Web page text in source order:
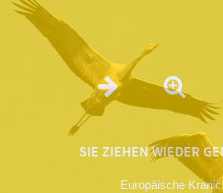
SIE ZIEHEN WIEDER
Europäische